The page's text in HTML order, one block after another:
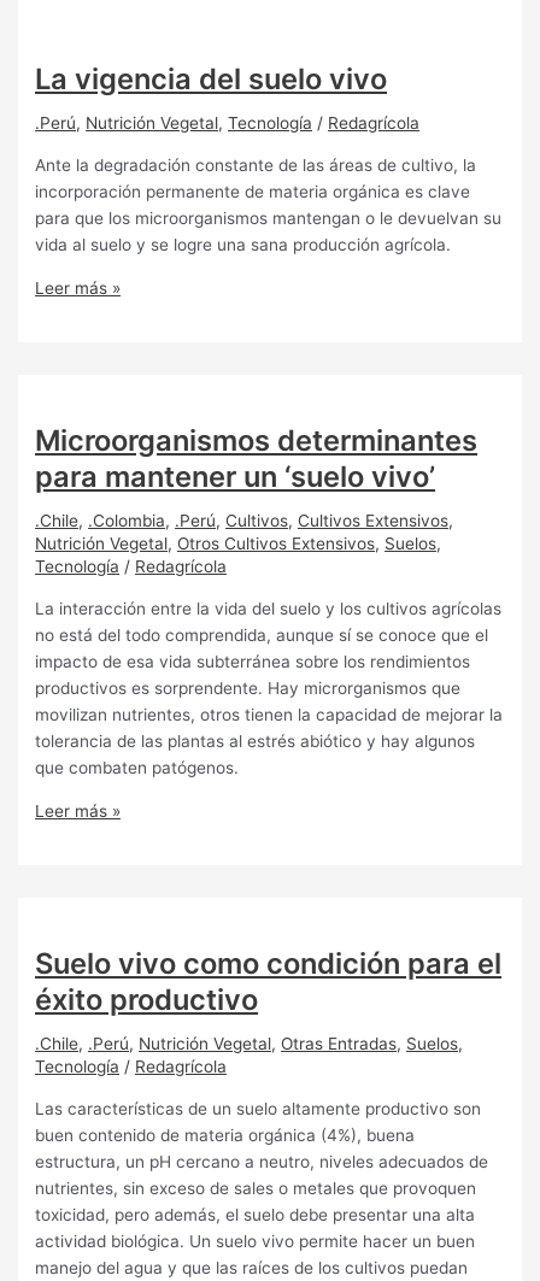
La vigencia del suelo vivo
.Perú, Nutrición Vegetal,Tecnología / Redagrícola
Ante la degradación constante de las áreas de cultivo, la
incorporación permanente de materia orgánica es clave
para que los microorganismos mantengan o le devuelvan su
vida al suelo y se logre una sana producción agrícola.
Leer más »
Microorganismos determinantes
para mantener un ‘suelo vivo’
.Chile, .Colombia, .Perú, Cultivos, Cultivos Extensivos,
Nutrición Vegetal, Otros Cultivos Extensivos, Suelos,
Tecnología / Redagrícola
La interacción entre la vida del suelo y los cultivos agrícolas
no está del todo comprendida, aunque sí se conoce que el
impacto de esa vida subterránea sobre los rendimientos
productivos es sorprendente. Hay microrganismos que
movilizan nutrientes, otros tienen la capacidad de mejorar la
tolerancia de las plantas al estrés abiótico y hay algunos
que combaten patógenos.
Leer más »
Suelo vivo como condición para el
éxito productivo
.Chile, .Perú, Nutrición Vegetal, Otras Entradas, Suelos,
Tecnología / Redagrícola
Las características de un suelo altamente productivo son
buen contenido de materia orgánica (4%), buena
estructura, un pH cercano a neutro, niveles adecuados de
nutrientes, sin exceso de sales o metales que provoquen
toxicidad, pero además, el suelo debe presentar una alta
actividad biológica. Un suelo vivo permite hacer un buen
manejo del agua y que las raíces de los cultivos puedan